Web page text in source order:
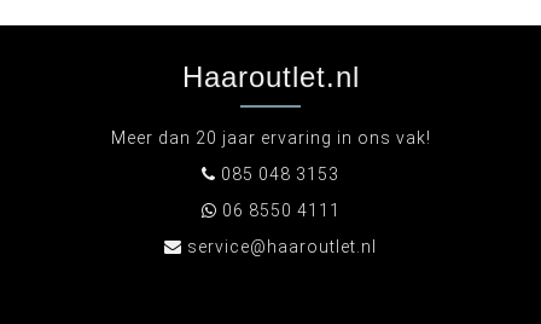
Haaroutlet.nl
Meer dan 20 jaar ervaring in ons vak!
085 048 3153
06 8550 4111
service@haaroutlet.nl